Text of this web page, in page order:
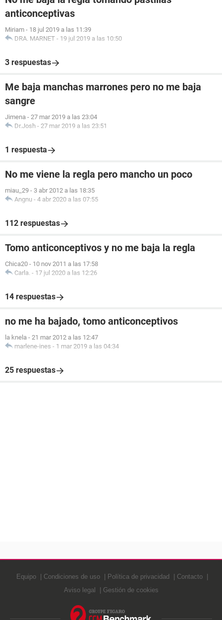
anticonceptivas
Miriam - 18 jul 2019 a las 11:39
DRA. MARNET - 19 jul 2019 a las 10:50
3 respuestas
Me baja manchas marrones pero no me baja
sangre
Jimena - 27 mar 2019 a las 23:04
Dr.Josh - 27 mar 2019 a las 23:51
1 respuesta
No me viene la regla pero mancho un poco
miau_29 - 3 abr 2012 a las 18:35
Angnu - 4 abr 2020 a las 07:55
112 respuestas
Tomo anticonceptivos y no me baja la regla
Chica20 - 10 nov 2011 a las 17:58
Carla. - 17 jul 2020 a las 12:26
14 respuestas
no me ha bajado, tomo anticonceptivos
la knela - 21 mar 2012 a las 12:47
marlene-ines - 1 mar 2019 a las 04:34
25 respuestas
Equipo Condiciones de uso Política de privacidad
Contacto
Aviso legal
Gestión de cookies